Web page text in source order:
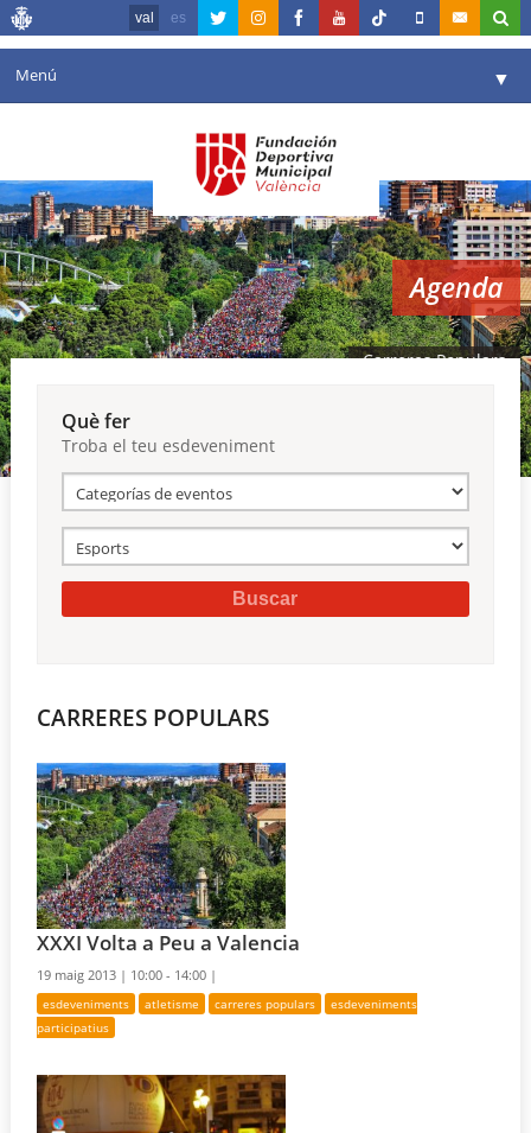
val es
Menú ▼
Agenda
Instal·lacions ▼
Comunicació ▼
València en esport ▼
Reserves
Agenda
Carreres Populars
Què fer
Troba el teu esdeveniment
CARRERES POPULARS
XXXI Volta a Peu a Valencia
19 maig 2013 | 10:00 - 14:00 |
esdeveniments atletisme carreres populars
esdeveniments
participatius